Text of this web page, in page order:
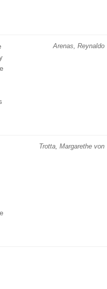
Arenas, Reynaldo
Trotta, Margarethe von